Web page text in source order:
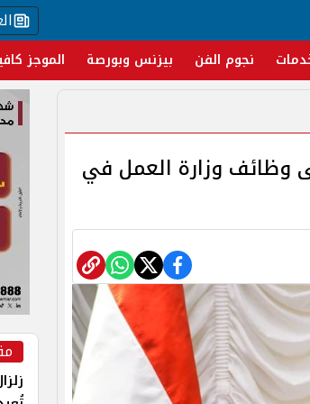
نجوم الفن بيزنس وبورصة الموجز
وظائف وزارة العمل في